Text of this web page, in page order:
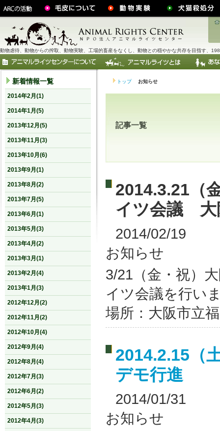
動物虐待、動物からの搾取、動物実験、工場的畜産をなくし、動物との穏やかな共存を目指す、
トップ お知らせ
記事一覧
2014.3.21（
イツ会議 大
2014/02/19
お知らせ
3/21（金・祝）
イツ会議を行い
場所：大阪市立
2014.2.15（
デモ行進
2014/01/31
お知らせ
新着情報一覧
2014年2月(1)
2014年1月(5)
2013年12月(5)
2013年11月(3)
2013年10月(6)
2013年9月(1)
2013年8月(2)
2013年7月(5)
2013年6月(1)
2013年5月(3)
2013年4月(2)
2013年3月(1)
2013年2月(4)
2013年1月(3)
2012年12月(2)
2012年11月(2)
2012年10月(4)
2012年9月(4)
2012年8月(4)
2012年7月(3)
2012年6月(2)
2012年5月(3)
2012年4月(3)